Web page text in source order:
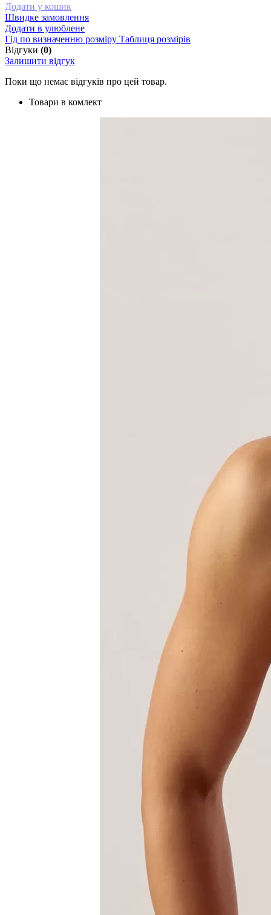
Додати у кошик
Швидке замовлення
Додати в улюблене
Гід по визначенню розміру Таблиця розмірів
Відгуки (0)
Залишити відгук
Поки що немає відгуків про цей товар.
Товари в комлект